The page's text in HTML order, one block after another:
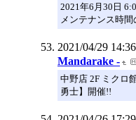
2021年6月30日
メンテナンス時
2021/04/29
Mandarake -
中野店 2F ミクロ
勇士】開催!!